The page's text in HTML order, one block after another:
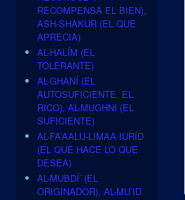
RECOMPENSA EL BIEN),
ASH-SHAKUR (EL QUE
APRECIA)
AL-HALÍM (EL
TOLERANTE)
AL-GHANÍ (EL
AUTOSUFICIENTE, EL
RICO), AL-MUGHNI (EL
SUFICIENTE)
AL-FA’AALU-LIMAA IURÍD
(EL QUE HACE LO QUE
DESEA)
AL-MUBDÍ’ (EL
ORIGINADOR), AL-MU’ID